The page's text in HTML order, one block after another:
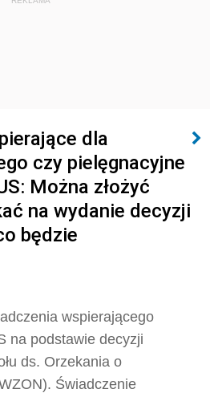
dla
czy pielęgnacyjne
Można złożyć
na wydanie decyzji
będzie
wspierającego
na podstawie decyzji
ds. Orzekania o
Świadczenie